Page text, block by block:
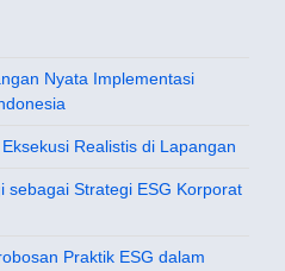
Nyata Implementasi
Realistis di Lapangan
sebagai Strategi ESG Korporat
Praktik ESG dalam